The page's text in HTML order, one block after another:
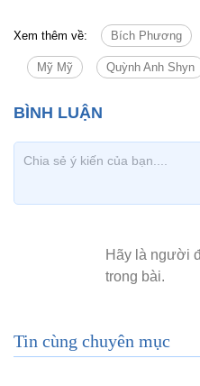
Xem thêm về: Bích Phương
Mỹ Mỹ Quỳnh Anh Shyn
Tin cùng chuyên mục